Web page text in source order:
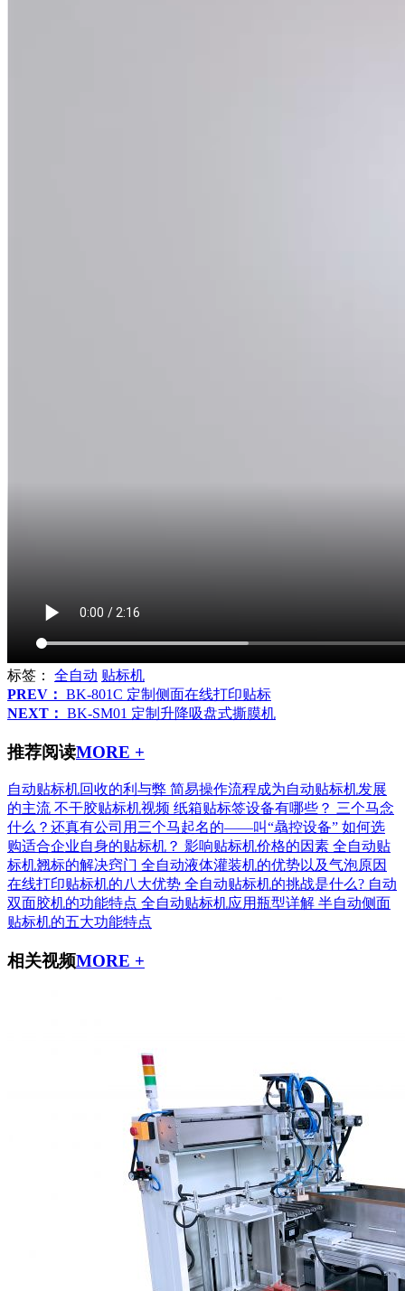
标签： 全自动 贴标机
PREV： BK-801C 定制侧面在线打印贴标
NEXT： BK-SM01 定制升降吸盘式撕膜机
推荐阅读MORE +
自动贴标机回收的利与弊 简易操作流程成为自动贴标机发展
的主流 不干胶贴标机视频 纸箱贴标签设备有哪些？ 三个马念
什么？还真有公司用三个马起名的——叫“骉控设备” 如何选
购适合企业自身的贴标机？ 影响贴标机价格的因素 全自动贴
标机翘标的解决窍门 全自动液体灌装机的优势以及气泡原因
在线打印贴标机的八大优势 全自动贴标机的挑战是什么? 自动
双面胶机的功能特点 全自动贴标机应用瓶型详解 半自动侧面
贴标机的五大功能特点
相关视频MORE +